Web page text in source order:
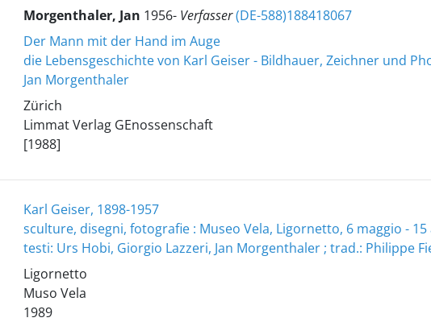
Morgenthaler, Jan 1956- Verfasser(DE-588)188418067
Der Mann mit der Hand im Auge
die Lebensgeschichte von Karl Geiser - Bildhauer, Zeichner und
Jan Morgenthaler
Zürich
Limmat Verlag GEnossenschaft
[1988]
Karl Geiser, 1898-1957
sculture, disegni, fotografie : Museo Vela, Ligornetto, 6 maggio - 15
testi: Urs Hobi, Giorgio Lazzeri, Jan Morgenthaler ; trad.: Philippe
Ligornetto
Muso Vela
1989